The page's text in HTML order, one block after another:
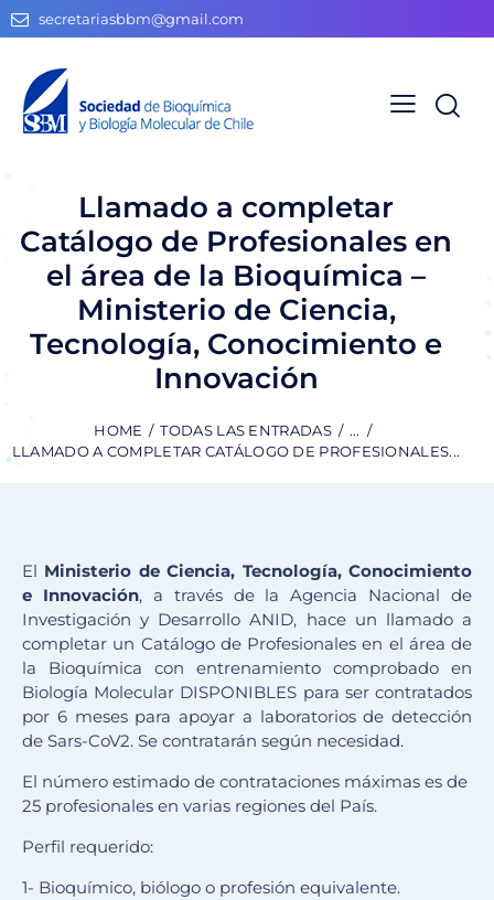
secretariasbbm@gmail.com
Llamado a completar
Catálogo de Profesionales en
el área de la Bioquímica –
Ministerio de Ciencia,
Tecnología, Conocimiento e
Innovación
HOME TODAS LAS ENTRADAS
...
LLAMADO A COMPLETAR CATÁLOGO DE PROFESIONALES...
El Ministerio de Ciencia, Tecnología, Conocimiento
e Innovación, a través de la Agencia Nacional de
Investigación y Desarrollo ANID, hace un llamado a
completar un Catálogo de Profesionales en el área de
la Bioquímica con entrenamiento comprobado en
Biología Molecular DISPONIBLES para ser contratados
por 6 meses para apoyar a laboratorios de detección
de Sars-CoV2. Se contratarán según necesidad.
El número estimado de contrataciones máximas es de
25 profesionales en varias regiones del País.
Perfil requerido:
1- Bioquímico, biólogo o profesión equivalente.